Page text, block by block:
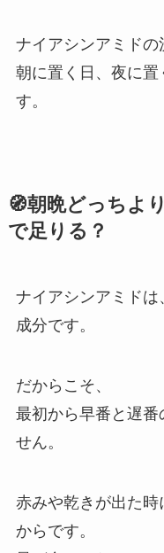
ナイアシンアミドの
朝に置く日、夜に
す。
🧭朝晩どっちよ
で足りる？
ナイアシンアミド
成分です。
だからこそ、
最初から早番と遅番
せん。
赤みや乾きが出た
からです。